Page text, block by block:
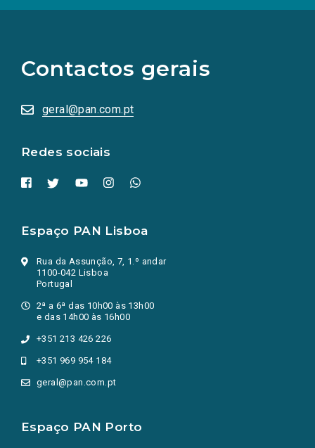
Contactos gerais
geral@pan.com.pt
Redes sociais
redes
sociais
numa
nova
Espaço PAN Lisboa
Rua da Assunção, 7, 1.º andar
1100-042 Lisboa
Portugal
2ª a 6ª das 10h00 às 13h00
e das 14h00 às 16h00
+351 213 426 226
+351 969 954 184
geral@pan.com.pt
Espaço PAN Porto